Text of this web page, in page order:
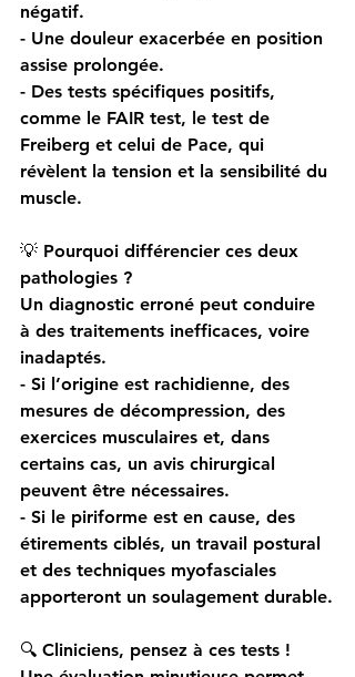
négatif.
- Une douleur exacerbée en position
assise prolongée.
- Des tests spécifiques positifs,
comme le FAIR test, le test de
Freiberg et celui de Pace, qui
révèlent la tension et la sensibilité du
muscle.
💡 Pourquoi différencier ces deux
pathologies ?
Un diagnostic erroné peut conduire
à des traitements inefficaces, voire
inadaptés.
- Si l’origine est rachidienne, des
mesures de décompression, des
exercices musculaires et, dans
certains cas, un avis chirurgical
peuvent être nécessaires.
- Si le piriforme est en cause, des
étirements ciblés, un travail postural
et des techniques myofasciales
apporteront un soulagement durable.
🔍 Cliniciens, pensez à ces tests !